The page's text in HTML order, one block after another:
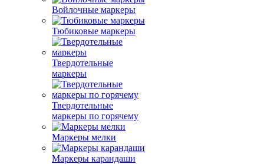
Войлочные маркеры
Тюбиковые маркеры
Твердотельные
маркеры
Твердотельные
маркеры по горячему
Маркеры мелки
Маркеры карандаши